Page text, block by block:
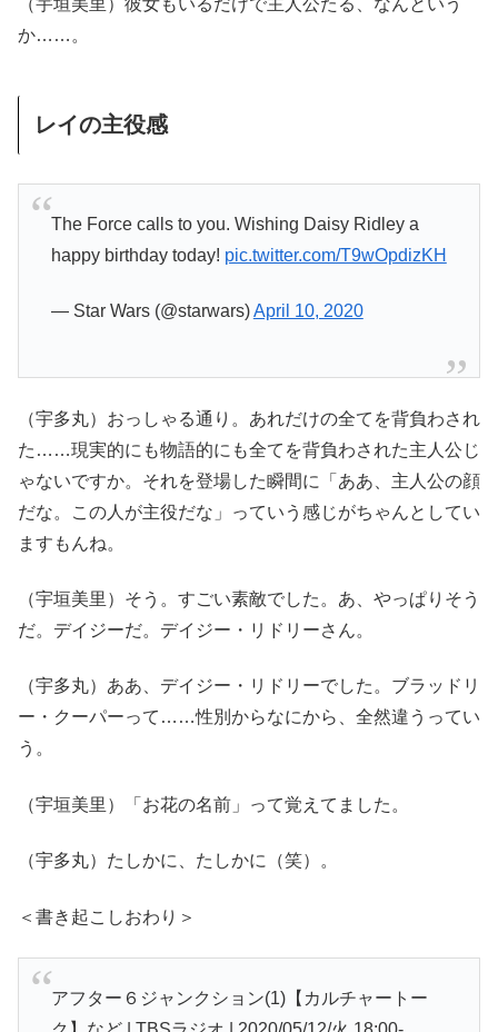
（宇垣美里）彼女もいるだけで主人公たる、なんという
か……。
レイの主役感
The Force calls to you. Wishing Daisy Ridley a
happy birthday today! pic.twitter.com/T9wOpdizKH
— Star Wars (@starwars)April 10, 2020
（宇多丸）おっしゃる通り。あれだけの全てを背負わされ
た……現実的にも物語的にも全てを背負わされた主人公じ
ゃないですか。それを登場した瞬間に「ああ、主人公の顔
だな。この人が主役だな」っていう感じがちゃんとしてい
ますもんね。
（宇垣美里）そう。すごい素敵でした。あ、やっぱりそう
だ。デイジーだ。デイジー・リドリーさん。
（宇多丸）ああ、デイジー・リドリーでした。ブラッドリ
ー・クーパーって……性別からなにから、全然違うってい
う。
（宇垣美里）「お花の名前」って覚えてました。
（宇多丸）たしかに、たしかに（笑）。
＜書き起こしおわり＞
アフター６ジャンクション(1)【カルチャートー